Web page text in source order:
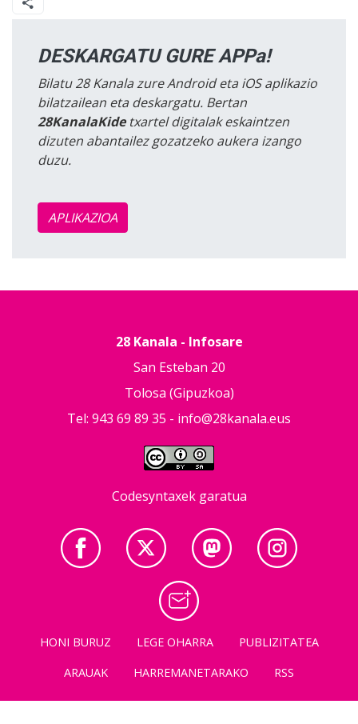
DESKARGATU GURE APPa!
Bilatu 28 Kanala zure Android eta iOS aplikazio
bilatzailean eta deskargatu. Bertan
28KanalaKidetxartel digitalak eskaintzen
dizuten abantailez gozatzeko aukera izango
duzu.
APLIKAZIOA
28 Kanala - Infosare
San Esteban 20
Tolosa (Gipuzkoa)
Tel: 943 69 89 35 - info@28kanala.eus
Codesyntaxek garatua
HONI BURUZ LEGE OHARRA
PUBLIZITATEA
ARAUAK
HARREMANETARAKO RSS